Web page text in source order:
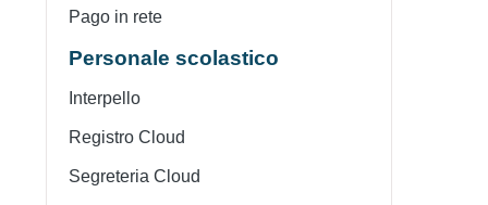
Pago in rete
Personale scolastico
Interpello
Registro Cloud
Segreteria Cloud